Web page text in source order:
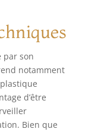
par son
notamment
d’être
Bien que